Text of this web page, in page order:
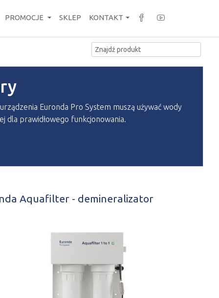
PROMOCJE SKLEP KONTAKT
Euronda Pro System muszą używać wody
dla prawidłowego funkcjonowania.
Aquafilter - demineralizator